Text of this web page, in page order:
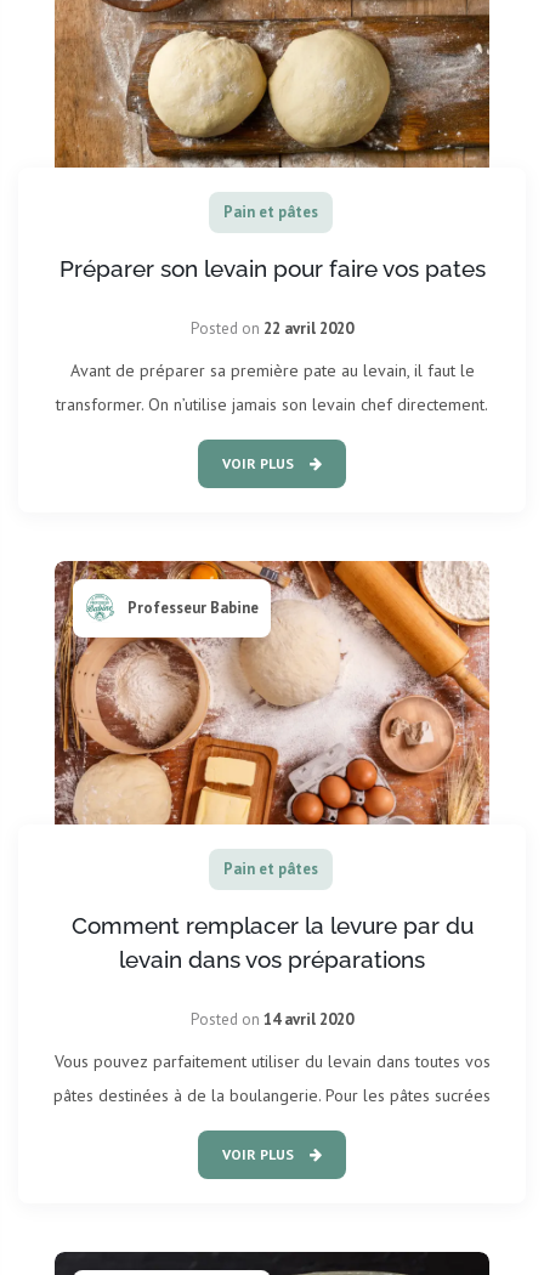
Pain et pâtes
Préparer son levain pour faire vos pates
Posted on 22 avril 2020
Avant de préparer sa première pate au levain, il faut le
transformer. On n’utilise jamais son levain chef directement.
VOIR PLUS
Professeur Babine
Pain et pâtes
Comment remplacer la levure par du
levain dans vos préparations
Posted on 14 avril 2020
Vous pouvez parfaitement utiliser du levain dans toutes vos
pâtes destinées à de la boulangerie. Pour les pâtes sucrées
VOIR PLUS